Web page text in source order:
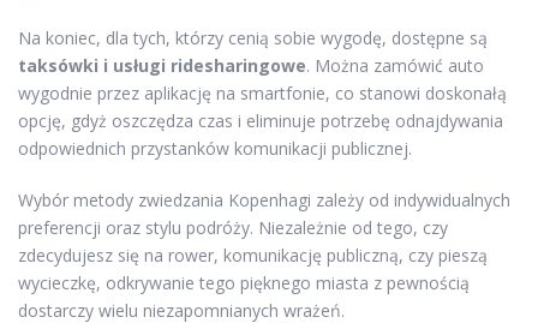
Na koniec, dla tych, którzy cenią sobie wygodę, dostępne są
taksówki i usługi ridesharingowe. Można zamówić auto
wygodnie przez aplikację na smartfonie, co stanowi doskonałą
opcję, gdyż oszczędza czas i eliminuje potrzebę odnajdywania
odpowiednich przystanków komunikacji publicznej.
Wybór metody zwiedzania Kopenhagi zależy od indywidualnych
preferencji oraz stylu podróży. Niezależnie od tego, czy
zdecydujesz się na rower, komunikację publiczną, czy pieszą
wycieczkę, odkrywanie tego pięknego miasta z pewnością
dostarczy wielu niezapomnianych wrażeń.